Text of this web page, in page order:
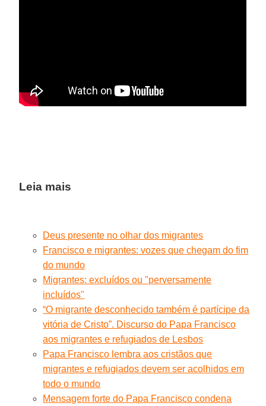
Leia mais
Deus presente no olhar dos migrantes
Francisco e migrantes: vozes que chegam do fim
do mundo
Migrantes: excluídos ou "perversamente
incluídos"
“O migrante desconhecido também é partícipe da
vitória de Cristo”. Discurso do Papa Francisco
aos migrantes e refugiados de Lesbos
Papa Francisco lembra aos cristãos que
migrantes e refugiados devem ser acolhidos em
todo o mundo
Mensagem forte do Papa Francisco condena